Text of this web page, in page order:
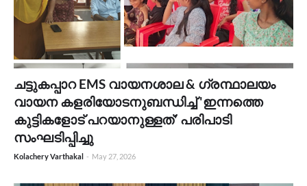
ചട്ടുകപ്പാറ EMS വായനശാല & ഗ്രന്ഥാലയം
വായന കളരിയോടനുബന്ധിച്ച് 'ഇന്നത്തെ
കുട്ടികളോട് പറയാനുള്ളത്' പരിപാടി
സംഘടിപ്പിച്ചു
Kolachery Varthakal - May 27, 2026